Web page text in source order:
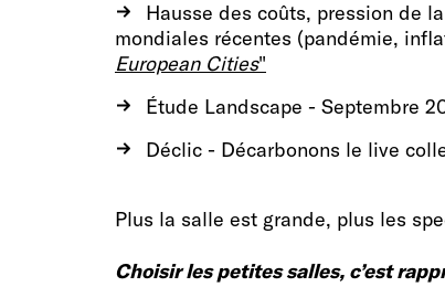
Hausse des coûts, pression de
mondiales récentes (pandémie,
European Cities"
Étude Landscape - Septembre
Déclic - Décarbonons le live
Plus la salle est grande, plus les
Choisir les petites salles, c’est